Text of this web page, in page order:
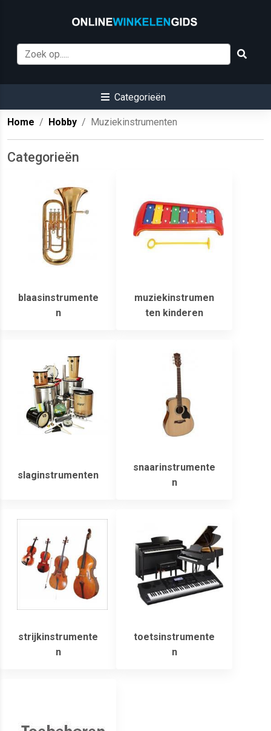
Categorieën
Home Hobby Muziekinstrumenten
Categorieën
blaasinstrumente
n
muziekinstrumen
ten kinderen
slaginstrumenten
snaarinstrumente
n
strijkinstrumente
n
toetsinstrumente
n